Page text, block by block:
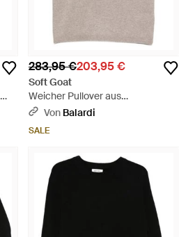
283,95 €203,95 €
Soft Goat
Weicher Pullover aus
Ziegenkaschmir mit
Von Balardi
SALE